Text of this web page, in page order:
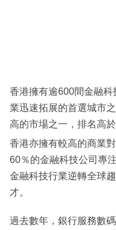
區
香港擁有逾600間金融
業迅速拓展的首選城市
高的市場之一，排名高
香港亦擁有較高的商業
60％的金融科技公司專
金融科技行業逆轉全球
才。
過去數年，銀行服務數